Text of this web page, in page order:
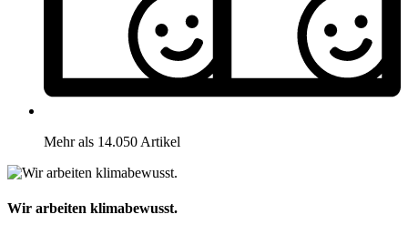
Mehr als 14.050 Artikel
Wir arbeiten klimabewusst.